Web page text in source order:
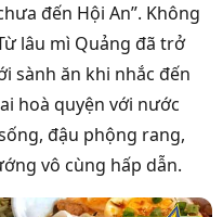
đến Hội An”. Không
lâu mì Quảng đã trở
sành ăn khi nhắc đến
hoà quyện với nước
đậu phộng rang,
vô cùng hấp dẫn.